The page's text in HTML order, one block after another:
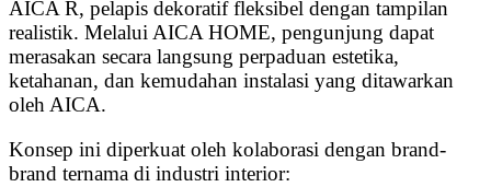
AICA R, pelapis dekoratif fleksibel dengan tampilan
realistik. Melalui AICA HOME, pengunjung dapat
merasakan secara langsung perpaduan estetika,
ketahanan, dan kemudahan instalasi yang ditawarkan
oleh AICA.
Konsep ini diperkuat oleh kolaborasi dengan brand-
brand ternama di industri interior: